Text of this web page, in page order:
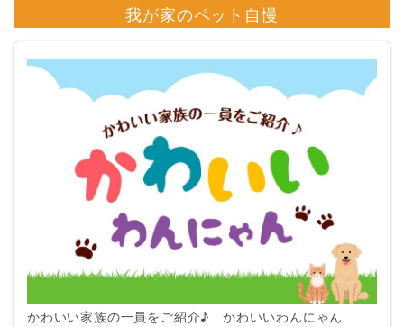
我が家のペット自慢
かわいい家族の一員をご紹介♪ かわいいわんにゃん